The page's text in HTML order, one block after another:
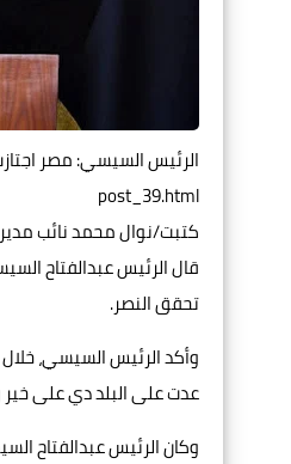
post_39.html
كتبت/نوال محمد نائب
قال الرئيس عبدالفتاح
تحقق النصر.
وأكد الرئيس السيسي، خلال
عدت على البلد دي على خير